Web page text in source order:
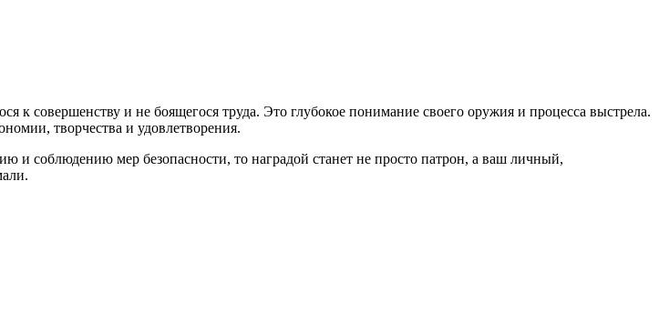
к совершенству и не боящегося труда. Это глубокое понимание своего оружия и процесса выстрела.
творчества и удовлетворения.
и соблюдению мер безопасности, то наградой станет не просто патрон, а ваш личный,